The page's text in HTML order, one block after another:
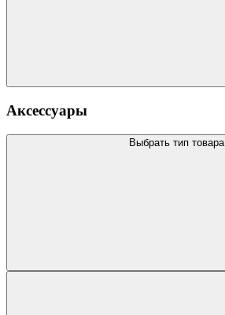
Аксессуары
Выбрать тип товара